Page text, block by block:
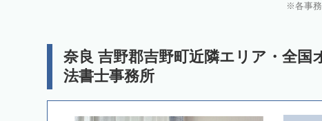
各事
奈良 吉野郡吉野町近隣エリア・全国
法書士事務所